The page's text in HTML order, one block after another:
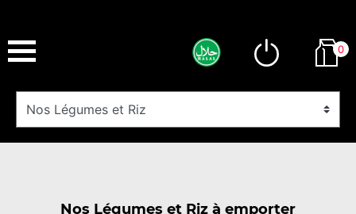
0
Nos Légumes et Riz à emporter